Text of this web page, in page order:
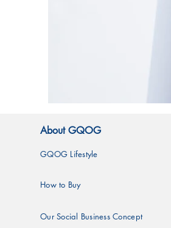
型
吸
熊
About GQOG
GQOG Lifestyle
How to Buy
Our Social Business Concept